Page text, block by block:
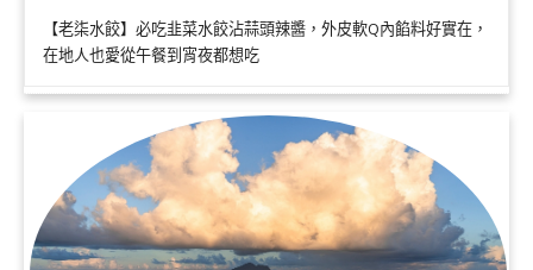
【老柒水餃】必吃韭菜水餃沾蒜頭辣醬，外皮軟Q內餡料好實在，
在地人也愛從午餐到宵夜都想吃